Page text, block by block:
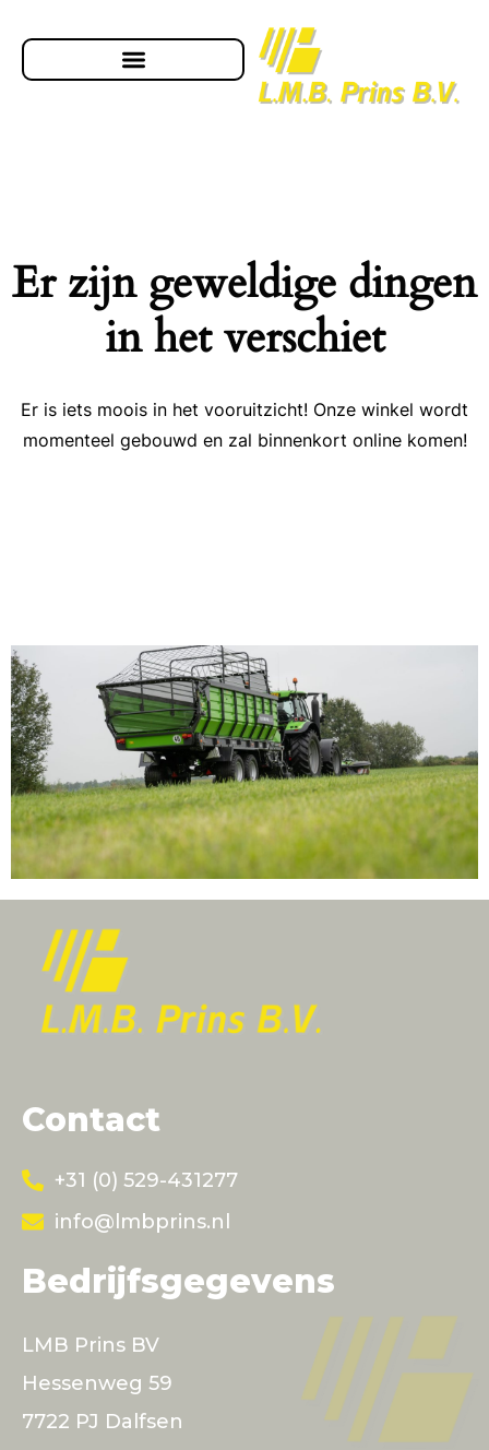
Er zijn geweldige dingen
in het verschiet
Er is iets moois in het vooruitzicht! Onze winkel wordt
momenteel gebouwd en zal binnenkort online komen!
Contact
+31 (0) 529-431277
info@lmbprins.nl
Bedrijfsgegevens
LMB Prins BV
Hessenweg 59
7722 PJ Dalfsen